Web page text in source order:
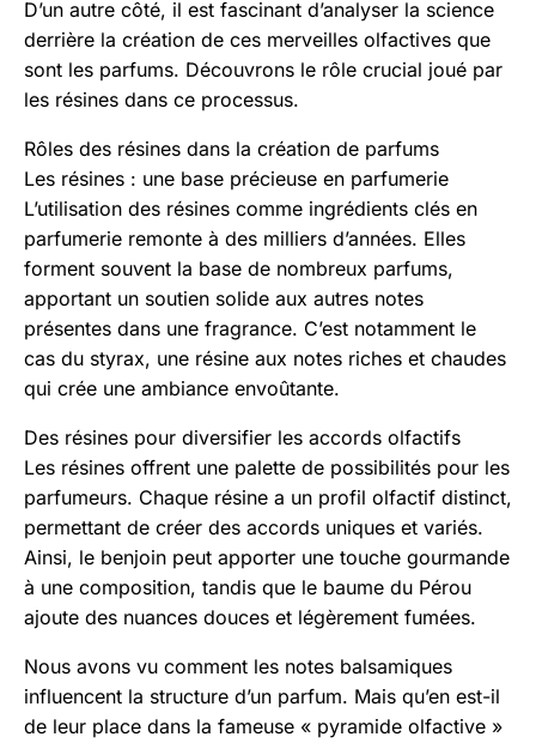
D’un autre côté, il est fascinant d’analyser la science
derrière la création de ces merveilles olfactives que
sont les parfums. Découvrons le rôle crucial joué par
les résines dans ce processus.
Rôles des résines dans la création de parfums
Les résines : une base précieuse en parfumerie
L’utilisation des résines comme ingrédients clés en
parfumerie remonte à des milliers d’années. Elles
forment souvent la base de nombreux parfums,
apportant un soutien solide aux autres notes
présentes dans une fragrance. C’est notamment le
cas du styrax, une résine aux notes riches et chaudes
qui crée une ambiance envoûtante.
Des résines pour diversifier les accords olfactifs
Les résines offrent une palette de possibilités pour les
parfumeurs. Chaque résine a un profil olfactif distinct,
permettant de créer des accords uniques et variés.
Ainsi, le benjoin peut apporter une touche gourmande
à une composition, tandis que le baume du Pérou
ajoute des nuances douces et légèrement fumées.
Nous avons vu comment les notes balsamiques
influencent la structure d’un parfum. Mais qu’en est-il
de leur place dans la fameuse « pyramide olfactive »